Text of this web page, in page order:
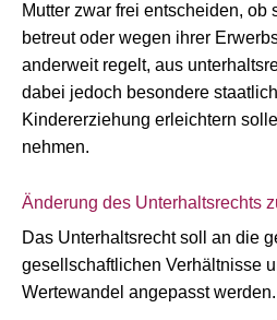
Mutter zwar frei entscheiden, ob
betreut oder wegen ihrer
anderweit regelt, aus
dabei jedoch besondere
Kindererziehung erleichtern
nehmen.
Änderung des Unterhaltsrechts
Das Unterhaltsrecht soll an die
gesellschaftlichen Verhältnisse
Wertewandel angepasst werden.